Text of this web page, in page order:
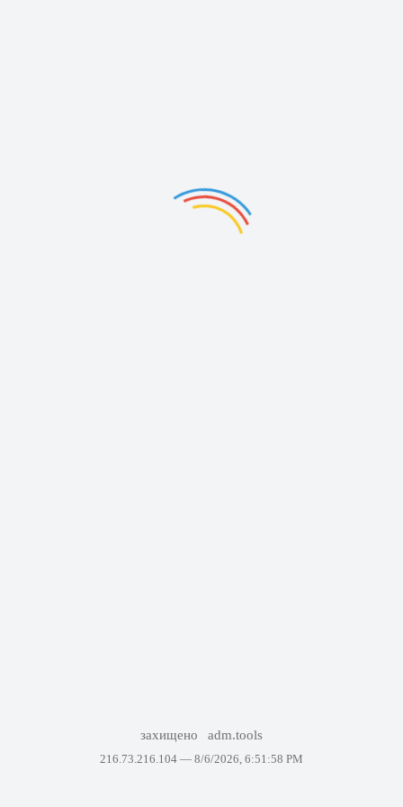
захищено adm.tools
216.73.216.104 — 8/6/2026, 6:51:58 PM